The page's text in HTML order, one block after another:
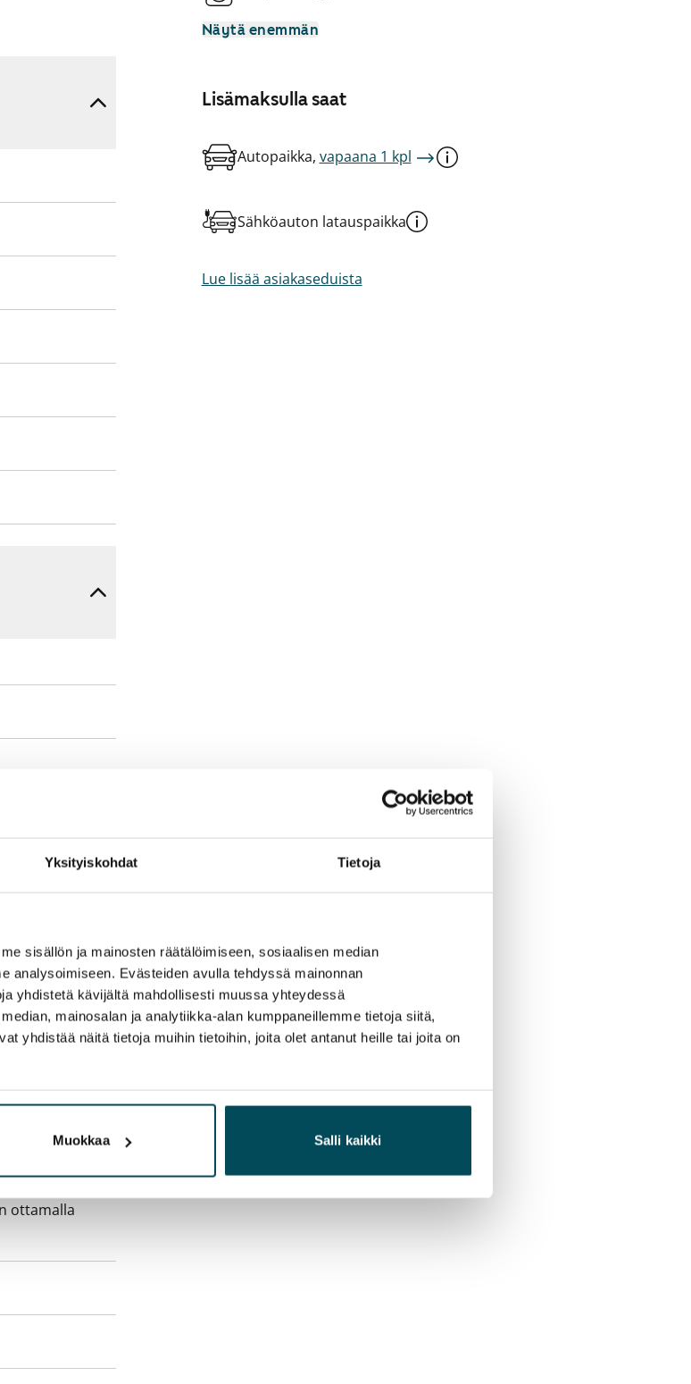
Yksityiskohdat Tietoja
sisällön ja mainosten räätälöimiseen, sosiaalisen median
analysoimiseen. Evästeiden avulla tehdyssä mainonnan
yhdistetä kävijältä mahdollisesti muussa yhteydessä
mainosalan ja analytiikka-alan kumppaneillemme tietoja siitä,
yhdistää näitä tietoja muihin tietoihin, joita olet antanut heille tai joita on
Muokkaa Salli kaikki
Näytä enemmän
Lisämaksulla saat
Autopaikka, vapaana 1 kpl
Sähköauton latauspaikka
Lue lisää asiakaseduista
ottamalla